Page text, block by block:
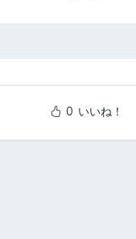
0 いいね！